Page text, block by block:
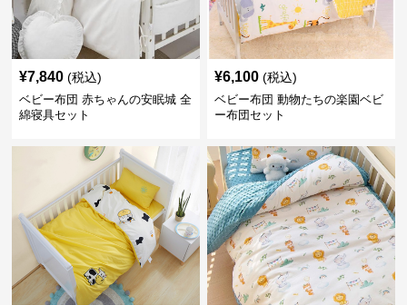
¥7,840 (税込)
ベビー布団 赤ちゃんの安眠城 全
綿寝具セット
¥6,100 (税込)
ベビー布団 動物たちの楽園ベビ
ー布団セット